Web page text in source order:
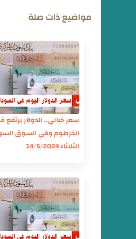
مواضيع ذات صلة
سعر خيالي.. الدولار
الخرطوم وفي السوق
الثلاثاء 14/5/2024